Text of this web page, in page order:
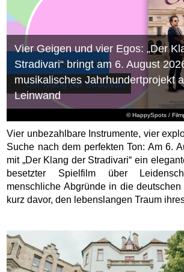
© HappySpots /
Vier Geigen und vier Egos: „Der
Stradivari“ bringt am 6. August
musikalisches Jahrhundertprojekt
Leinwand
Vier unbezahlbare Instrumente, vier
Suche nach dem perfekten Ton: Am 6.
mit „Der Klang der Stradivari“ ein
besetzter Spielfilm über
menschliche Abgründe in die
kurz davor, den lebenslangen Traum